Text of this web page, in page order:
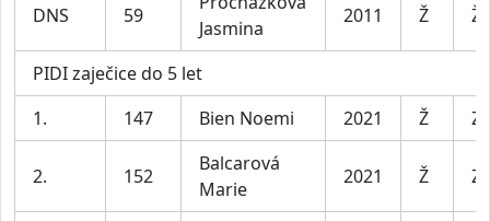
DNS 59
Jasmina
2011 Ž
PIDI zaječice do 5 let
1.
147 Bien Noemi 2021 Ž
2. 152
Balcarová
Marie
2021 Ž